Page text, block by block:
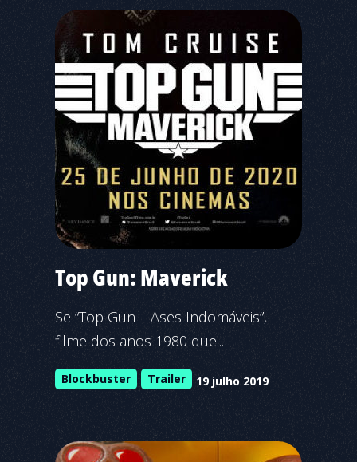
Top Gun: Maverick
Se “Top Gun – Ases Indomáveis”,
filme dos anos 1980 que...
Blockbuster Trailer 19 julho 2019